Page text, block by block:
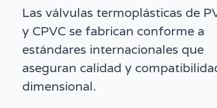
Las válvulas termoplásticas de
y CPVC se fabrican conforme a
estándares internacionales que
aseguran calidad y
dimensional.